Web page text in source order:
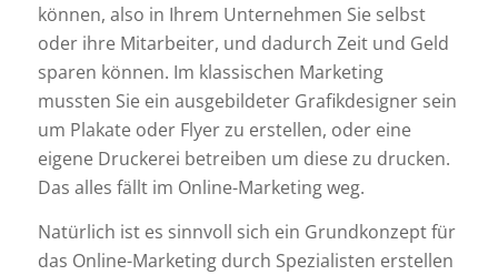
können, also in Ihrem Unternehmen Sie selbst
oder ihre Mitarbeiter, und dadurch Zeit und Geld
sparen können. Im klassischen Marketing
mussten Sie ein ausgebildeter Grafikdesigner sein
um Plakate oder Flyer zu erstellen, oder eine
eigene Druckerei betreiben um diese zu drucken.
Das alles fällt im Online-Marketing weg.
Natürlich ist es sinnvoll sich ein Grundkonzept für
das Online-Marketing durch Spezialisten erstellen